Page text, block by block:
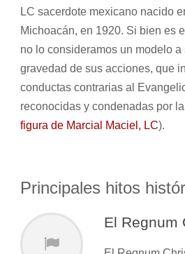
LC sacerdote mexicano nacido
Michoacán, en 1920. Si bien es
no lo consideramos un modelo
gravedad de sus acciones, que
conductas contrarias al
reconocidas y condenadas por
figura de Marcial Maciel, LC).
Principales hitos
El Regnum